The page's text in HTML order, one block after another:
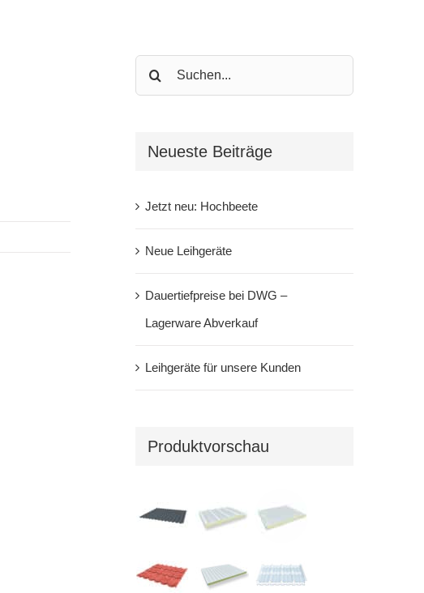
Search
for:
Neueste Beiträge
Jetzt neu: Hochbeete
Neue Leihgeräte
Dauertiefpreise bei DWG –
Lagerware Abverkauf
Leihgeräte für unsere Kunden
Produktvorschau